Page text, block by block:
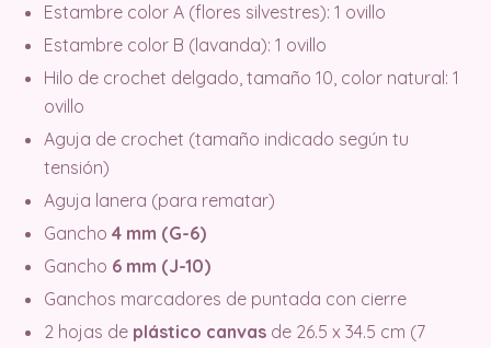
Estambre color A (flores silvestres): 1 ovillo
Estambre color B (lavanda): 1 ovillo
Hilo de crochet delgado, tamaño 10, color natural: 1
ovillo
Aguja de crochet (tamaño indicado según tu
tensión)
Aguja lanera (para rematar)
Gancho 4 mm (G-6)
Gancho 6 mm (J-10)
Ganchos marcadores de puntada con cierre
2 hojas de plástico canvas de 26.5 x 34.5 cm (7